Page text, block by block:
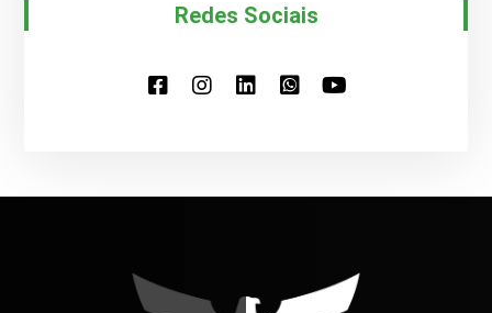
Redes Sociais